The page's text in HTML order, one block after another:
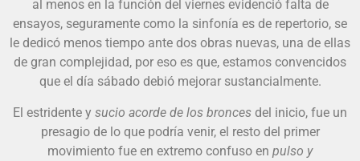
al menos en la función del viernes evidenció falta de
ensayos, seguramente como la sinfonía es de repertorio, se
le dedicó menos tiempo ante dos obras nuevas, una de ellas
de gran complejidad, por eso es que, estamos convencidos
que el día sábado debió mejorar sustancialmente.
El estridente y sucio acorde de los bronces del inicio, fue un
presagio de lo que podría venir, el resto del primer
movimiento fue en extremo confuso en pulso y